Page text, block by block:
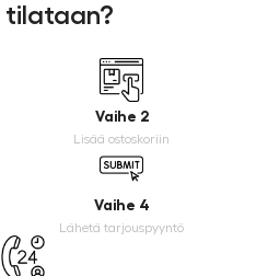
tilataan?
Vaihe 2
Lisää ostoskoriin
Vaihe 4
Lähetä tarjouspyyntö